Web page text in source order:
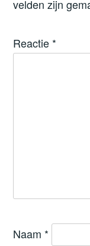
velden zijn
Reactie *
Naam *